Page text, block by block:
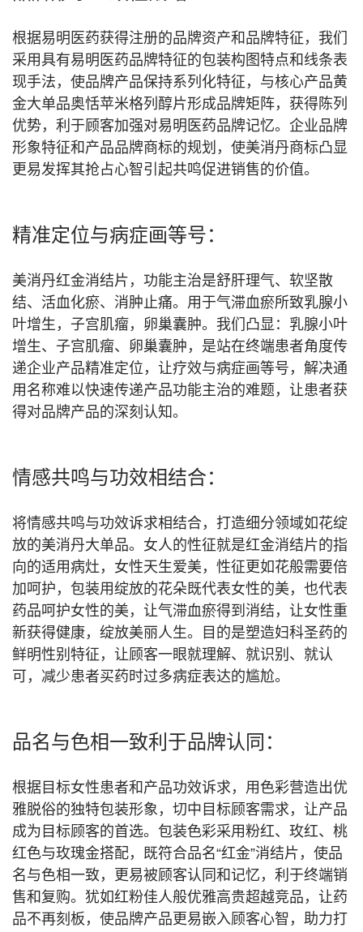
根据易明医药获得注册的品牌资产和品牌特征，我们
采用具有易明医药品牌特征的包装构图特点和线条表
现手法，使品牌产品保持系列化特征，与核心产品黄
金大单品奥恬苹米格列醇片形成品牌矩阵，获得陈列
优势，利于顾客加强对易明医药品牌记忆。企业品牌
形象特征和产品品牌商标的规划，使美消丹商标凸显
更易发挥其抢占心智引起共鸣促进销售的价值。
精准定位与病症画等号：
美消丹红金消结片，功能主治是舒肝理气、软坚散
结、活血化瘀、消肿止痛。用于气滞血瘀所致乳腺小
叶增生，子宫肌瘤，卵巢囊肿。我们凸显：乳腺小叶
增生、子宫肌瘤、卵巢囊肿，是站在终端患者角度传
递企业产品精准定位，让疗效与病症画等号，解决通
用名称难以快速传递产品功能主治的难题，让患者获
得对品牌产品的深刻认知。
情感共鸣与功效相结合：
将情感共鸣与功效诉求相结合，打造细分领域如花绽
放的美消丹大单品。女人的性征就是红金消结片的指
向的适用病灶，女性天生爱美，性征更如花般需要倍
加呵护，包装用绽放的花朵既代表女性的美，也代表
药品呵护女性的美，让气滞血瘀得到消结，让女性重
新获得健康，绽放美丽人生。目的是塑造妇科圣药的
鲜明性别特征，让顾客一眼就理解、就识别、就认
可，减少患者买药时过多病症表达的尴尬。
品名与色相一致利于品牌认同：
根据目标女性患者和产品功效诉求，用色彩营造出优
雅脱俗的独特包装形象，切中目标顾客需求，让产品
成为目标顾客的首选。包装色彩采用粉红、玫红、桃
红色与玫瑰金搭配，既符合品名“红金”消结片，使品
名与色相一致，更易被顾客认同和记忆，利于终端销
售和复购。犹如红粉佳人般优雅高贵超越竞品，让药
品不再刻板，使品牌产品更易嵌入顾客心智，助力打